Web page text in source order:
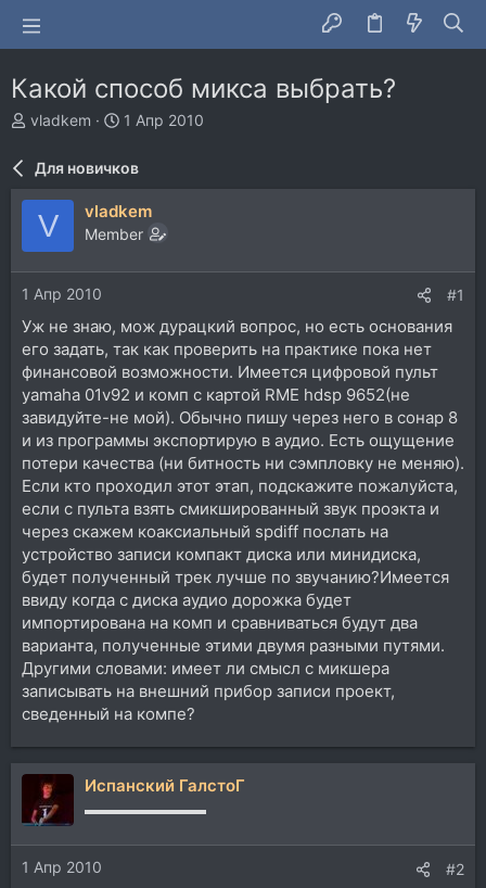
Какой способ микса выбрать?
А
о
р
vladkem
Д
а
ч
1 Апр 2010
Для новичков
V vladkem
Member
1 Апр 2010 #1
Уж не знаю, мож дурацкий вопрос, но есть основания
его задать, так как проверить на практике пока нет
финансовой возможности. Имеется цифровой пульт
yamaha 01v92 и комп с картой RME hdsp 9652(не
завидуйте-не мой). Обычно пишу через него в сонар 8
и из программы экспортирую в аудио. Есть ощущение
потери качества (ни битность ни сэмпловку не меняю).
Если кто проходил этот этап, подскажите пожалуйста,
если с пульта взять смикшированный звук проэкта и
через скажем коаксиальный spdiff послать на
устройство записи компакт диска или минидиска,
будет полученный трек лучше по звучанию?Имеется
ввиду когда с диска аудио дорожка будет
импортирована на комп и сравниваться будут два
варианта, полученные этими двумя разными путями.
Другими словами: имеет ли смысл с микшера
записывать на внешний прибор записи проект,
сведенный на компе?
Испанский ГалстоГ
▬▬▬▬▬▬▬▬
1 Апр 2010 #2